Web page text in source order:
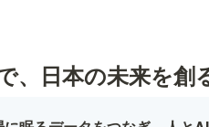
、日本の未来を創